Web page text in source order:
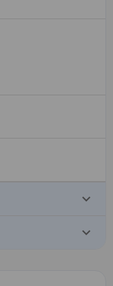
keyboard_arrow_down
keyboard_arrow_down